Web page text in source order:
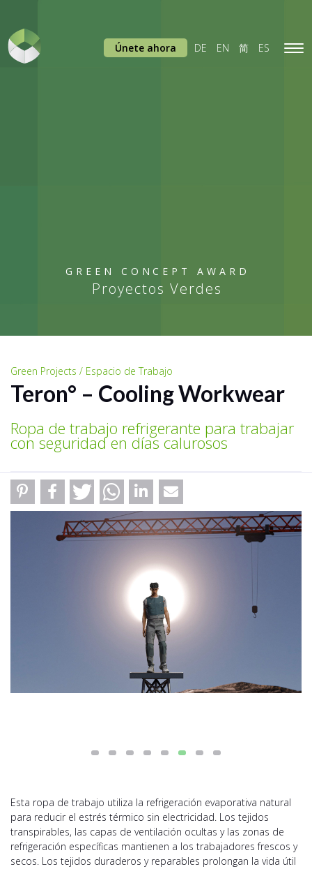
GREEN CONCEPT AWARD
Proyectos Verdes
Únete ahora DE EN 简 ES
Green Projects / Espacio de Trabajo
Teron° – Cooling Workwear
Ropa de trabajo refrigerante para trabajar
con seguridad en días calurosos
Esta ropa de trabajo utiliza la refrigeración evaporativa natural
para reducir el estrés térmico sin electricidad. Los tejidos
transpirables, las capas de ventilación ocultas y las zonas de
refrigeración específicas mantienen a los trabajadores frescos y
secos. Los tejidos duraderos y reparables prolongan la vida útil